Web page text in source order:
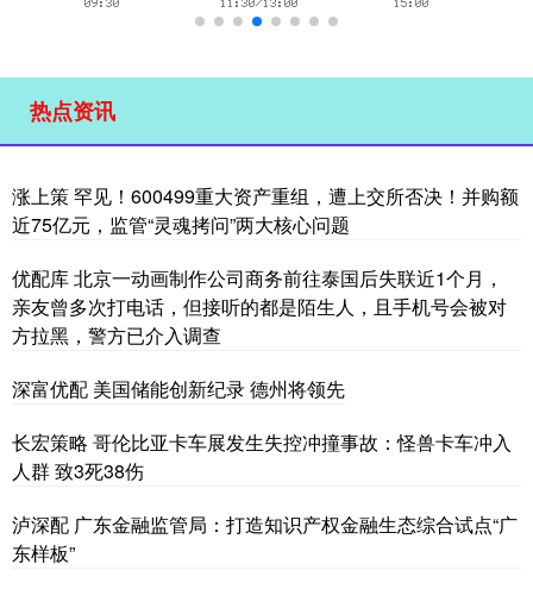
热点资讯
涨上策 罕见！600499重大资产重组，遭上交所否决！并购额
近75亿元，监管“灵魂拷问”两大核心问题
优配库 北京一动画制作公司商务前往泰国后失联近1个月，
亲友曾多次打电话，但接听的都是陌生人，且手机号会被对
方拉黑，警方已介入调查
深富优配 美国储能创新纪录 德州将领先
长宏策略 哥伦比亚卡车展发生失控冲撞事故：怪兽卡车冲入
人群 致3死38伤
泸深配 广东金融监管局：打造知识产权金融生态综合试点“广
东样板”